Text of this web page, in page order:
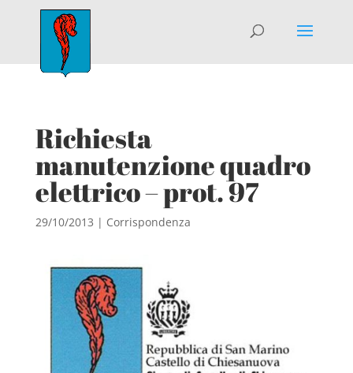
Richiesta
manutenzione quadro
elettrico – prot. 97
29/10/2013 | Corrispondenza